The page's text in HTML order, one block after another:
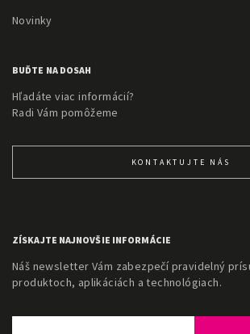
Novinky
BUĎTE NA DOSAH
Hľadáte viac informácií?
Radi Vám pomôžeme
KONTAKTUJTE NÁS
ZÍSKAJTE NAJNOVŠIE INFORMÁCIE
Náš newsletter Vám zabezpečí pravidelný
produktoch, aplikáciách a technológiach.